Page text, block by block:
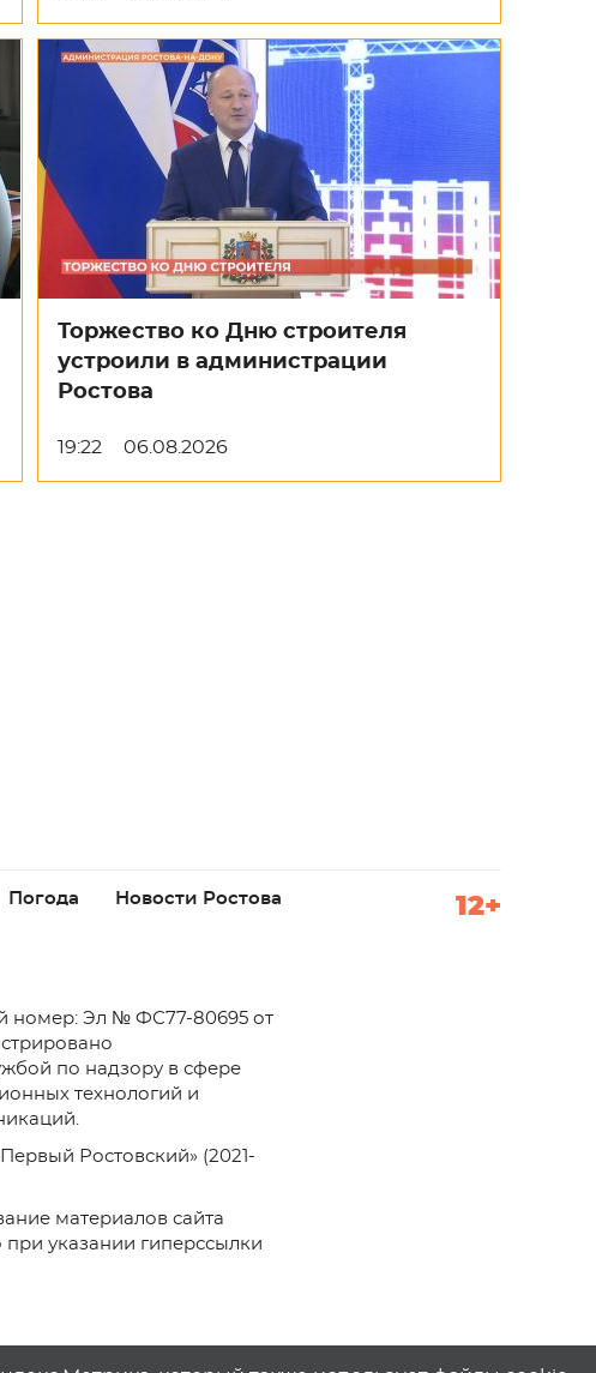
Торжество ко Дню строителя
устроили в администрации
Ростова
19:22 06.08.2026
Погода Новости Ростова 12+
номер: Эл № ФС77-80695 от
по надзору в сфере
технологий и
Ростовский» (2021-
материалов сайта
указании гиперссылки